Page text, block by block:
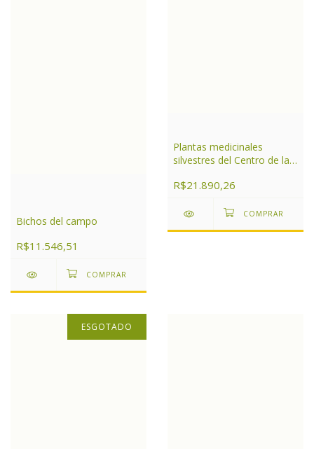
Bichos del campo
R$11.546,51
Plantas medicinales
silvestres del Centro de la
R$21.890,26
ESGOTADO